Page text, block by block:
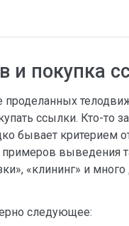
и покупка
проделанных
ссылки. Кто-то
бывает
выведения
«клининг» и
следующее: